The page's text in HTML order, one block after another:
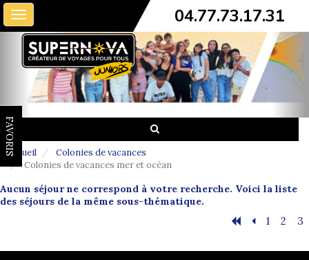
Toggle
navigation
04.77.73.17.31
FAVORIS
Accueil
Colonies de vacances
Colonies de vacances mer et océan
Aucun séjour ne correspond à votre recherche. Voici la liste
des séjours de la même sous-thématique.
1 2 3